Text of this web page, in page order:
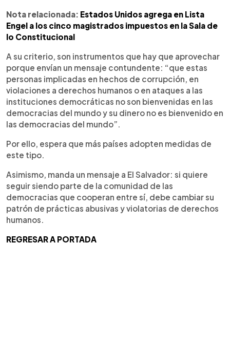
Nota relacionada: Estados Unidos agrega en Lista
Engel a los cinco magistrados impuestos en la Sala de
lo Constitucional
A su criterio, son instrumentos que hay que aprovechar
porque envían un mensaje contundente: “que estas
personas implicadas en hechos de corrupción, en
violaciones a derechos humanos o en ataques a las
instituciones democráticas no son bienvenidas en las
democracias del mundo y su dinero no es bienvenido en
las democracias del mundo”.
Por ello, espera que más países adopten medidas de
este tipo.
Asimismo, manda un mensaje a El Salvador: si quiere
seguir siendo parte de la comunidad de las
democracias que cooperan entre sí, debe cambiar su
patrón de prácticas abusivas y violatorias de derechos
humanos.
REGRESAR A PORTADA